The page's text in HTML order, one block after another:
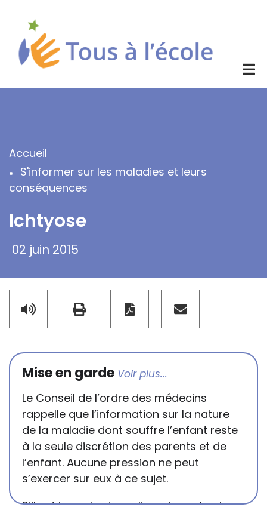
contenu
principal
Fil
d'Ariane
Accueil
S'informer sur les maladies et leurs
conséquences
Ichtyose
02 juin 2015
Mise en garde
Le Conseil de l’ordre des médecins
rappelle que l’information sur la nature
de la maladie dont souffre l’enfant reste
à la seule discrétion des parents et de
l’enfant. Aucune pression ne peut
s’exercer sur eux à ce sujet.
S’il est important que l’enseignant puisse